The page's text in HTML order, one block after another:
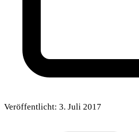
Veröffentlicht: 3. Juli 2017